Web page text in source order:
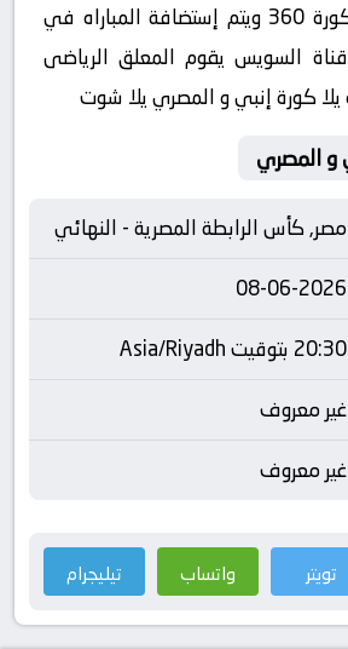
فضائيا على قناة كورة 360 ويتم إستضافة المباراه في
السويس يقوم المعلق الرياضى
يلا كورة إنبي و المصري يلا شوت
و المصري
مصر, كأس الرابطة المصرية - النهائي
08-06-2026
20:30 بتوقيت Asia/Riyadh
غير معروف
غير معروف
تويتر واتساب تيليجرام